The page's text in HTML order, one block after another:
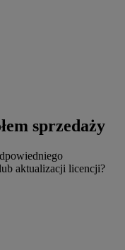
sprzedaży
aktualizacji licencji?